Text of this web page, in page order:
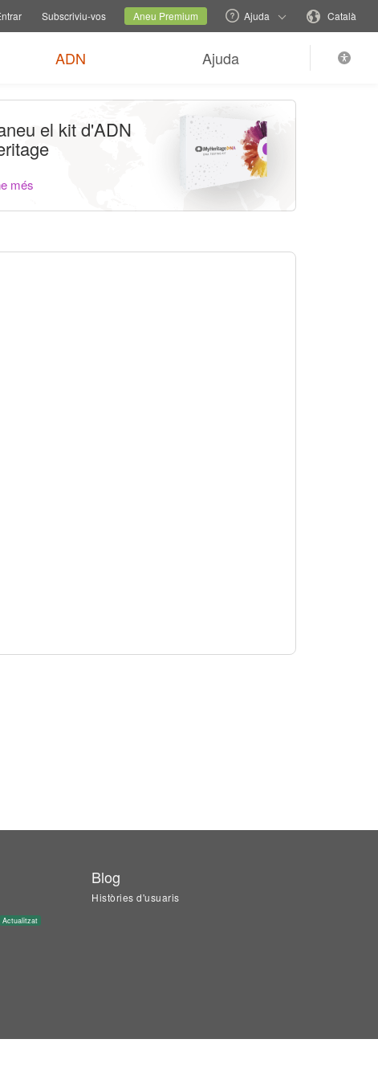
Canviar lloc web familiarLloc actual Canvieu idioma
Subscriviu-vos Aneu Premium Ajuda Català
ADN Ajuda
el kit d'ADN
més
Actualitzat
Blog
Històries d'usuaris